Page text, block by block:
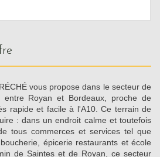
vous propose dans le secteur de
entre Royan et Bordeaux, proche de
rapide et facile à l'A10. Ce terrain de
: dans un endroit calme et toutefois
tous commerces et services tel que
épicerie restaurants et école
de Saintes et de Royan, ce secteur